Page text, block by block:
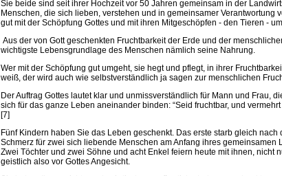
Sie beide sind seit ihrer Hochzeit vor 50 Jahren gemeinsam in der
Menschen, die sich lieben, verstehen und in gemeinsamer Verantwortung
gut mit der Schöpfung Gottes und mit ihren Mitgeschöpfen - den Tieren -
Aus der von Gott geschenkten Fruchtbarkeit der Erde und der
wichtigste Lebensgrundlage des Menschen nämlich seine Nahrung.
Wer mit der Schöpfung gut umgeht, sie hegt und pflegt, in ihrer
weiß, der wird auch wie selbstverständlich ja sagen zur menschlichen
Der Auftrag Gottes lautet klar und unmissverständlich für Mann und Frau,
sich für das ganze Leben aneinander binden: “Seid fruchtbar, und
[7]
Fünf Kindern haben Sie das Leben geschenkt. Das erste starb gleich nach
Schmerz für zwei sich liebende Menschen am Anfang ihres gemeinsamen
Zwei Töchter und zwei Söhne und acht Enkel feiern heute mit ihnen, nicht
geistlich also vor Gottes Angesicht.